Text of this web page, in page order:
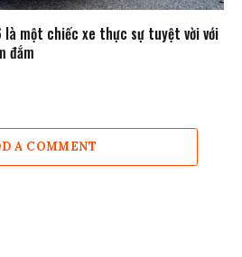
là một chiếc xe thực sự tuyệt vời với
đắm
A COMMENT